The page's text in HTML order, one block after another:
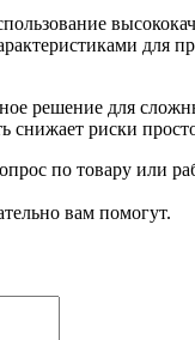
для
решение для
снижает риски
по товару или
вам помогут.